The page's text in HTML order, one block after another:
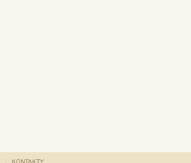
KONTAKTY